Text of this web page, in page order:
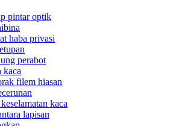
pintar optik
haba privasi
perabot
kaca
filem hiasan
kaca
lapisan